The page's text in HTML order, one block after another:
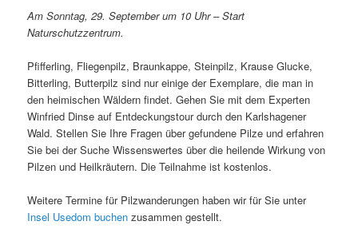
Am Sonntag, 29. September um 10 Uhr – Start
Naturschutzzentrum.
Pfifferling, Fliegenpilz, Braunkappe, Steinpilz, Krause Glucke,
Bitterling, Butterpilz sind nur einige der Exemplare, die man in
den heimischen Wäldern findet. Gehen Sie mit dem Experten
Winfried Dinse auf Entdeckungstour durch den Karlshagener
Wald. Stellen Sie Ihre Fragen über gefundene Pilze und erfahren
Sie bei der Suche Wissenswertes über die heilende Wirkung von
Pilzen und Heilkräutern. Die Teilnahme ist kostenlos.
Weitere Termine für Pilzwanderungen haben wir für Sie unter
Insel Usedom buchen zusammen gestellt.